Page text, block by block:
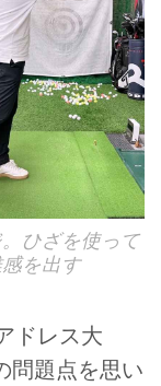
ひざを使って
を出す
ドレス大
問題点を思い